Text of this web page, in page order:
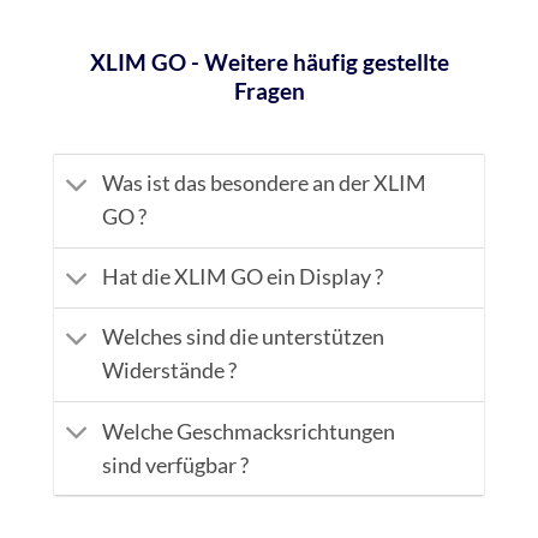
XLIM GO - Weitere häufig gestellte
Fragen
Was ist das besondere an der XLIM
GO ?
Hat die XLIM GO ein Display ?
Welches sind die unterstützen
Widerstände ?
Welche Geschmacksrichtungen
sind verfügbar ?